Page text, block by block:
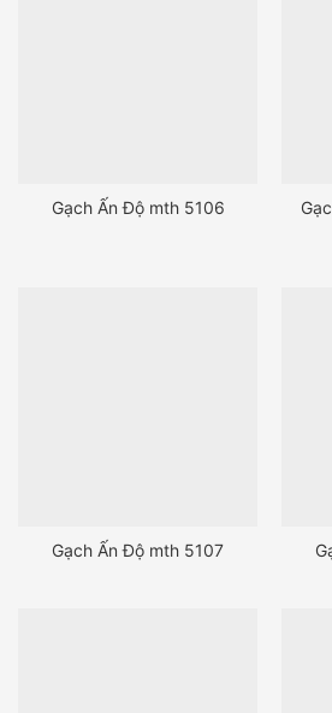
Gạch Ấn Độ mth 5106
Gạch Ấn Độ mth 5107